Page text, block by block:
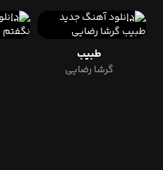
طبیب
گرشا رضایی